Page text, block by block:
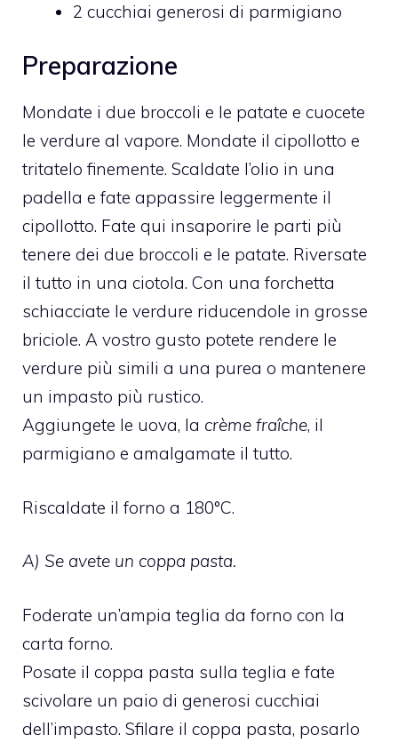
2 cucchiai generosi di parmigiano
Preparazione
Mondate i due broccoli e le patate e cuocete
le verdure al vapore. Mondate il cipollotto e
tritatelo finemente. Scaldate l’olio in una
padella e fate appassire leggermente il
cipollotto. Fate qui insaporire le parti più
tenere dei due broccoli e le patate. Riversate
il tutto in una ciotola. Con una forchetta
schiacciate le verdure riducendole in grosse
briciole. A vostro gusto potete rendere le
verdure più simili a una purea o mantenere
un impasto più rustico.
Aggiungete le uova, la crème fraîche, il
parmigiano e amalgamate il tutto.
Riscaldate il forno a 180°C.
A) Se avete un coppa pasta.
Foderate un’ampia teglia da forno con la
carta forno.
Posate il coppa pasta sulla teglia e fate
scivolare un paio di generosi cucchiai
dell’impasto. Sfilare il coppa pasta, posarlo